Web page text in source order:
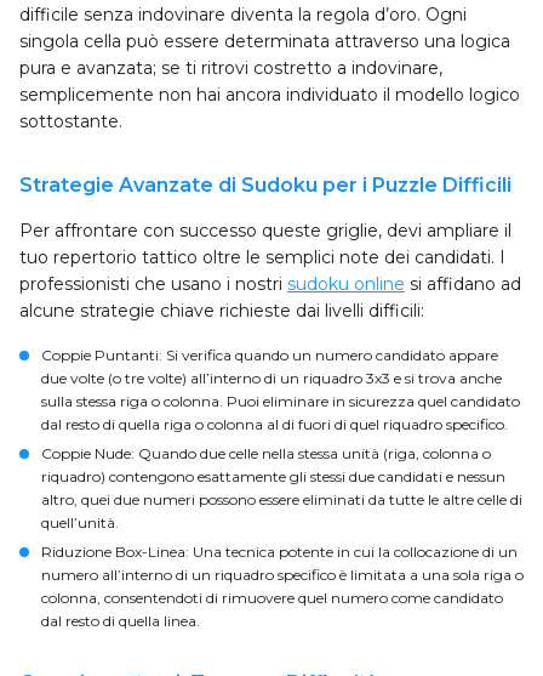
difficile senza indovinare diventa la regola d’oro. Ogni
singola cella può essere determinata attraverso una logica
pura e avanzata; se ti ritrovi costretto a indovinare,
semplicemente non hai ancora individuato il modello logico
sottostante.
Strategie Avanzate di Sudoku per i Puzzle Difficili
Per affrontare con successo queste griglie, devi ampliare il
tuo repertorio tattico oltre le semplici note dei candidati. I
professionisti che usano i nostri sudoku online si affidano ad
alcune strategie chiave richieste dai livelli difficili:
Coppie Puntanti: Si verifica quando un numero candidato appare
due volte (o tre volte) all’interno di un riquadro 3x3 e si trova anche
sulla stessa riga o colonna. Puoi eliminare in sicurezza quel candidato
dal resto di quella riga o colonna al di fuori di quel riquadro specifico.
Coppie Nude: Quando due celle nella stessa unità (riga, colonna o
riquadro) contengono esattamente gli stessi due candidati e nessun
altro, quei due numeri possono essere eliminati da tutte le altre celle di
quell’unità.
Riduzione Box-Linea: Una tecnica potente in cui la collocazione di un
numero all’interno di un riquadro specifico è limitata a una sola riga o
colonna, consentendoti di rimuovere quel numero come candidato
dal resto di quella linea.